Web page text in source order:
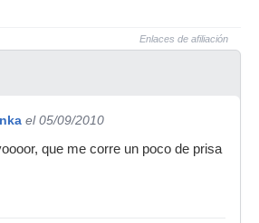
Enlaces de afiliación
el 05/09/2010
que me corre un poco de prisa